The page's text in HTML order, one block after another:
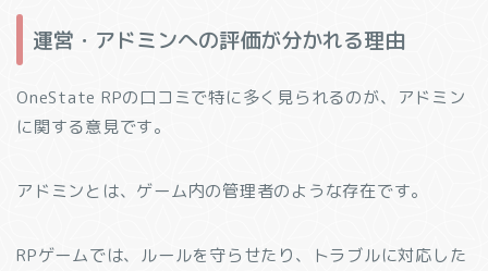
運営・アドミンへの評価が分かれる理由
OneState RPの口コミで特に多く見られるのが、アドミン
に関する意見です。
アドミンとは、ゲーム内の管理者のような存在です。
RPゲームでは、ルールを守らせたり、トラブルに対応した